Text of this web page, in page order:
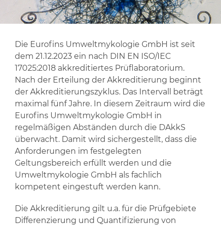
Die Eurofins Umweltmykologie GmbH ist seit
dem 21.12.2023 ein nach DIN EN ISO/IEC
17025:2018 akkreditiertes Prüflaboratorium.
Nach der Erteilung der Akkreditierung beginnt
der Akkreditierungszyklus. Das Intervall beträgt
maximal fünf Jahre. In diesem Zeitraum wird die
Eurofins Umweltmykologie GmbH in
regelmäßigen Abständen durch die DAkkS
überwacht. Damit wird sichergestellt, dass die
Anforderungen im festgelegten
Geltungsbereich erfüllt werden und die
Umweltmykologie GmbH als fachlich
kompetent eingestuft werden kann.
Die Akkreditierung gilt u.a. für die Prüfgebiete
Differenzierung und Quantifizierung von